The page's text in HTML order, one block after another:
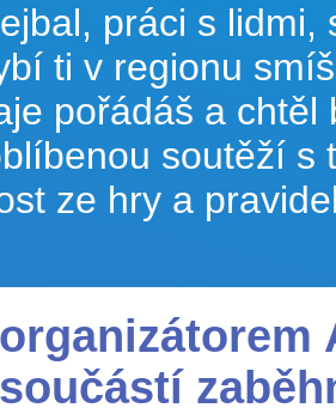
práci s
ti v regionu
pořádáš a
soutěží
ze hry a